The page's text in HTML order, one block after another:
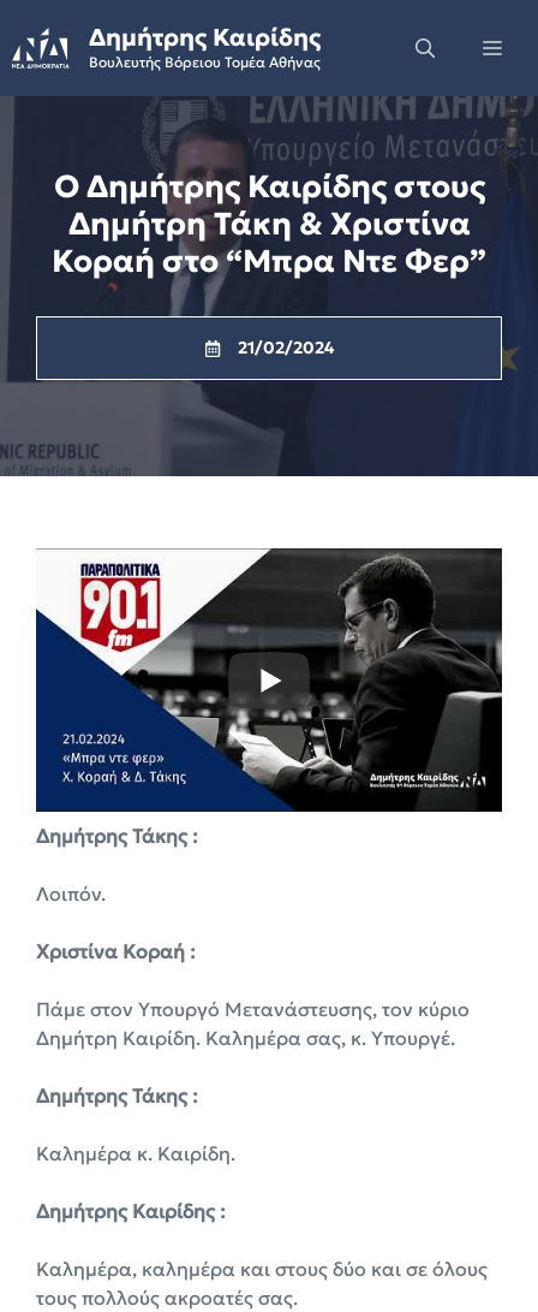
to
content
Δημήτρης Καιρίδης
Βουλευτής Βόρειου Τομέα Αθήνας
Ο Δημήτρης Καιρίδης στους
Δημήτρη Τάκη & Χριστίνα
Κοραή στο “Μπρα Ντε Φερ”
21/02/2024
Δημήτρης Τάκης :
Λοιπόν.
Χριστίνα Κοραή :
Πάμε στον Υπουργό Μετανάστευσης, τον κύριο
Δημήτρη Καιρίδη. Καλημέρα σας, κ. Υπουργέ.
Δημήτρης Τάκης :
Καλημέρα κ. Καιρίδη.
Δημήτρης Καιρίδης :
Καλημέρα, καλημέρα και στους δύο και σε όλους
τους πολλούς ακροατές σας.